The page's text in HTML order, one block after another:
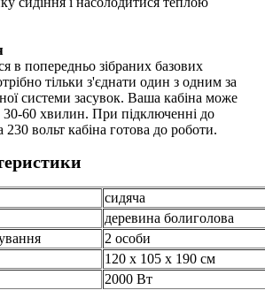
в попередньо зібраних базових
тільки з'єднати один з одним за
системи засувок. Ваша кабіна може
30-60 хвилин. При підключенні до
230 вольт кабіна готова до роботи.
сидяча
деревина болиголова
2 особи
120 x 105 x 190 см
2000 Вт